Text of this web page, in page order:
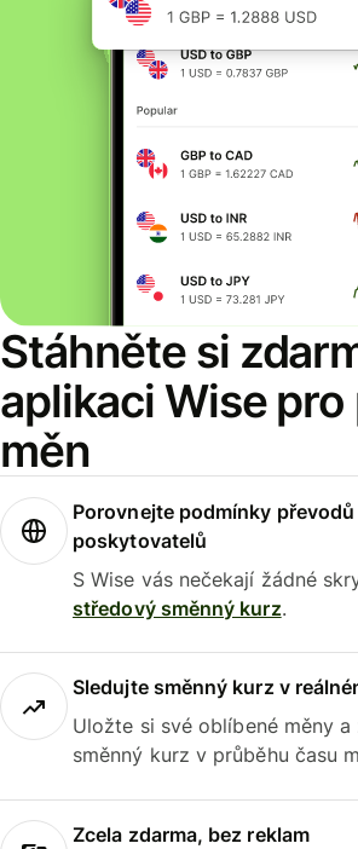
Stáhněte si
aplikaci Wise pro
měn
Porovnejte podmínky
poskytovatelů
S Wise vás nečekají žádné
středový směnný kurz.
Sledujte směnný kurz v
Uložte si své oblíbené měny
směnný kurz v průběhu času
Zcela zdarma, bez reklam